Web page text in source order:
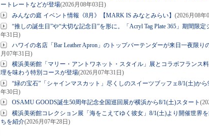
ートレートなどが登場(2026月08年03日)
みんなの庭 イベント情報《8月》【MARK IS みなとみらい】 (2026月08年
“推しの誕生日”や“大切な記念日”を形に。「Acryl Tag Plate 365」期間限
年31日)
ハワイの名店「Bar Leather Apron」のトップバーテンダーが来日一夜限り
月07年31日)
横浜美術館「マリー・アントワネット・スタイル」展とコラボフランス
理を味わう特別コースが登場(2026月07年31日)
“緑の宝石”「シャインマスカット」尽くしのスイーツブッフェ8/1(土)か
年30日)
OSAMU GOODS誕生50周年記念全国巡回展が横浜から8/1(土)スタート
横浜美術館コレクション展「海をこえてゆく彼女」8/1(土)より開催世界
ちを紹介(2026月07年28日)